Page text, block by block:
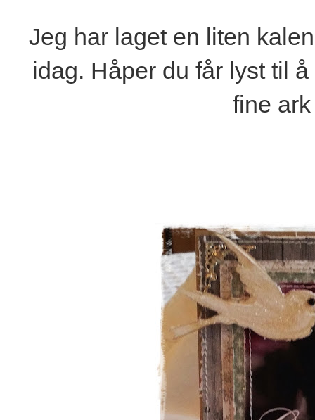
Jeg har laget en liten
idag. Håper du får lyst til
fine